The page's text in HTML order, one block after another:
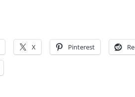
X Pinterest